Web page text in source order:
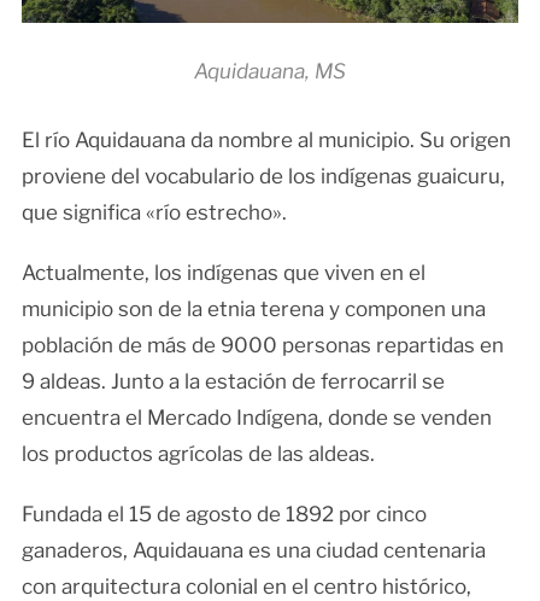
Aquidauana, MS
El río Aquidauana da nombre al municipio. Su origen
proviene del vocabulario de los indígenas guaicuru,
que significa «río estrecho».
Actualmente, los indígenas que viven en el
municipio son de la etnia terena y componen una
población de más de 9000 personas repartidas en
9 aldeas. Junto a la estación de ferrocarril se
encuentra el Mercado Indígena, donde se venden
los productos agrícolas de las aldeas.
Fundada el 15 de agosto de 1892 por cinco
ganaderos, Aquidauana es una ciudad centenaria
con arquitectura colonial en el centro histórico,